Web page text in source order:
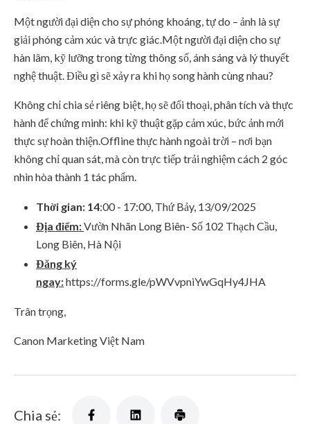
Một người đại diện cho sự phóng khoáng, tự do – ảnh là sự
giải phóng cảm xúc và trực giác.Một người đại diện cho sự
hàn lâm, kỹ lưỡng trong từng thông số, ánh sáng và lý thuyết
nghệ thuật. Điều gì sẽ xảy ra khi họ song hành cùng nhau?
Không chỉ chia sẻ riêng biệt, họ sẽ đối thoại, phân tích và thực
hành để chứng minh: khi kỹ thuật gặp cảm xúc, bức ảnh mới
thực sự hoàn thiện.Offline thực hành ngoài trời – nơi bạn
không chỉ quan sát, mà còn trực tiếp trải nghiệm cách 2 góc
nhìn hòa thành 1 tác phẩm.
Thời gian: 14:00 - 17:00, Thứ Bảy, 13/09/2025
Địa điểm:Vườn Nhãn Long Biên- Số 102 Thạch Cầu,
Long Biên, Hà Nội
Đăng ký
ngay:https://forms.gle/pWVvpniYwGqHy4JHA
Trân trọng,
Canon Marketing Việt Nam
Chia sẻ: